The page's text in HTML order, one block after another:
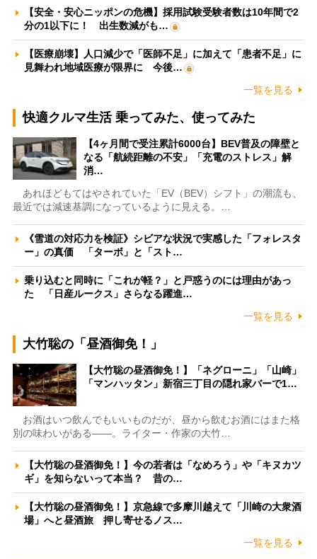
【安全・安心ニッポンの危機】採用試験受験者数は10年間で2
分の1以下に！ 出生数減がも…
【医療崩壊】人口減少で「医師不足」に加えて「患者不足」に
見舞われ地域医療が限界に 今後…
一覧を見る
快適クルマ生活 乗ってみた、使ってみた
【4ヶ月間で受注累計6000台】BEV普及の障壁と
なる「航続距離の不安」「充電のストレス」解
消…
あれほどもてはやされていた「EV（BEV）シフト」の潮流も、
最近では減速基調になっているように見える。…
《雪道の対応力を検証》シビアな状況で実感した「フォレスタ
ー」の真価 「ターボ」と「スト…
乗り込むと同時に「これが軽？」と戸惑うのには理由があっ
た 「日産ルークス」さらなる躍進…
一覧を見る
大竹聡の「昼酒御免！」
【大竹聡の昼酒御免！】「ネグローニ」「山崎」
「マンハッタン」新宿三丁目の隠れ家バーで1…
お酒はいつ飲んでもいいものだが、昼から飲むお酒にはまた格
別の味わいがある――。ライター・作家の大竹…
【大竹聡の昼酒御免！】今の若者は「なめろう」や「キヌカツ
ギ」を知らないって本当？ 昔の…
【大竹聡の昼酒御免！】京急線で多摩川越えて「川崎の大衆酒
場」へと昼酒旅 押し寄せるノス…
一覧を見る